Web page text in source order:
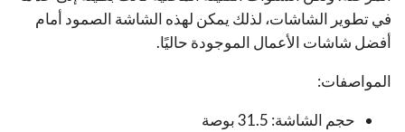
في تطوير الشاشات، لذلك يمكن لهذه الشاشة الصمود أمام
أفضل شاشات الأعمال الموجودة حاليًا.
المواصفات:
حجم الشاشة: 31.5 بوصة